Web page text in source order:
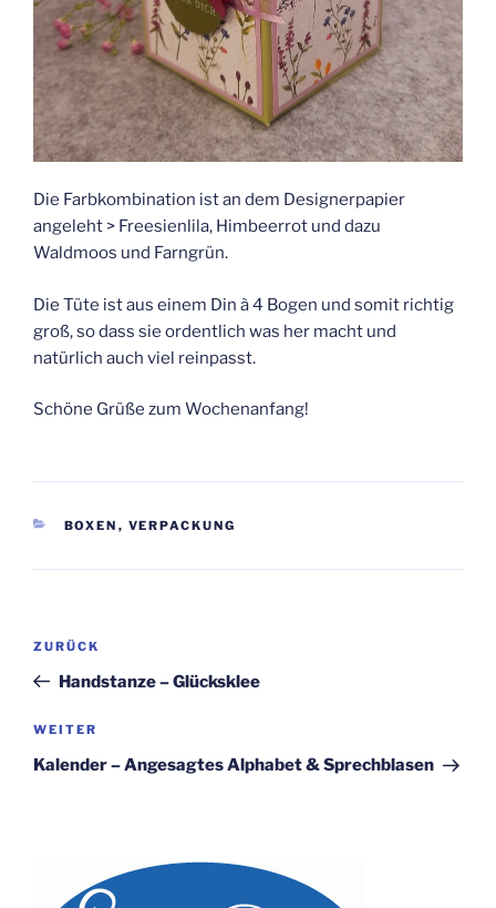
Die Farbkombination ist an dem Designerpapier
angeleht > Freesienlila, Himbeerrot und dazu
Waldmoos und Farngrün.
Die Tüte ist aus einem Din à 4 Bogen und somit richtig
groß, so dass sie ordentlich was her macht und
natürlich auch viel reinpasst.
Schöne Grüße zum Wochenanfang!
KATEGORIEN
BOXEN , VERPACKUNG
Beitragsnavigation
Vorheriger
Beitrag
ZURÜCK
Handstanze – Glücksklee
Nächster
Beitrag
WEITER
Kalender – Angesagtes Alphabet & Sprechblasen